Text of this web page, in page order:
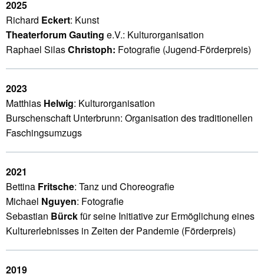
2025
Richard Eckert: Kunst
Theaterforum Gauting e.V.: Kulturorganisation
Raphael SilasChristoph: Fotografie (Jugend-Förderpreis)
2023
Matthias Helwig: Kulturorganisation
Burschenschaft Unterbrunn: Organisation des traditionellen
Faschingsumzugs
2021
Bettina Fritsche: Tanz und Choreografie
Michael Nguyen: Fotografie
Sebastian Bürckfürseine Initiative zur Ermöglichung eines
Kulturerlebnisses in Zeiten der Pandemie (Förderpreis)
2019